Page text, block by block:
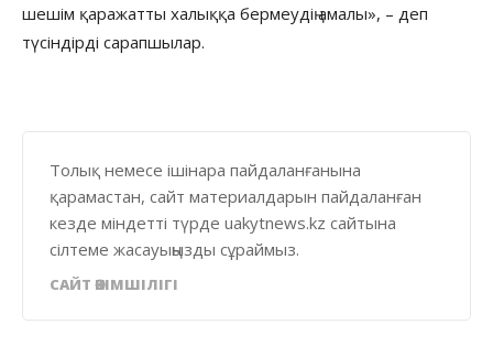
шешім қаражатты халыққа бермеудің амалы», – деп
түсіндірді сарапшылар.
Толық немесе ішінара пайдаланғанына
қарамастан, сайт материалдарын пайдаланған
кезде міндетті түрде uakytnews.kz сайтына
сілтеме жасауыңызды сұраймыз.
САЙТ ӘКІМШІЛІГІ